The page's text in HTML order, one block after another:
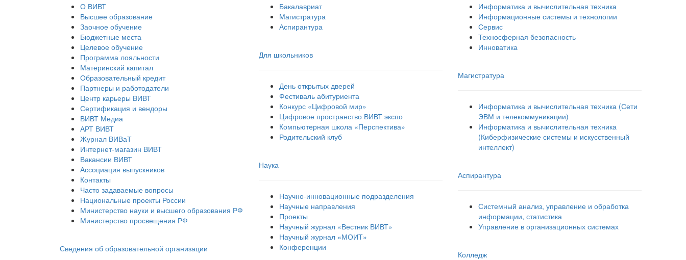
О ВИВТ
Высшее образование
Заочное обучение
Бюджетные места
Целевое обучение
Программа лояльности
Материнский капитал
Образовательный кредит
Партнеры и работодатели
Центр карьеры ВИВТ
Сертификация и вендоры
ВИВТ Медиа
АРТ ВИВТ
Журнал ВИВаТ
Интернет-магазин ВИВТ
Вакансии ВИВТ
Ассоциация выпускников
Контакты
Часто задаваемые вопросы
Национальные проекты России
Министерство науки и высшего образования РФ
Министерство просвещения РФ
Сведения об образовательной организации
Бакалавриат
Магистратура
Аспирантура
Для школьников
День открытых дверей
Фестиваль абитуриента
Конкурс «Цифровой мир»
Цифровое пространство ВИВТ экспо
Компьютерная школа «Перспектива»
Родительский клуб
Наука
Научно-инновационные подразделения
Научные направления
Проекты
Научный журнал «Вестник ВИВТ»
Научный журнал «МОИТ»
Конференции
Информатика и вычислительная техника
Информационные системы и технологии
Сервис
Техносферная безопасность
Инноватика
Магистратура
Информатика и вычислительная техника (Сети
ЭВМ и телекоммуникации)
Информатика и вычислительная техника
(Киберфизические системы и искусственный
интеллект)
Аспирантура
Системный анализ, управление и обработка
информации, статистика
Управление в организационных системах
Колледж